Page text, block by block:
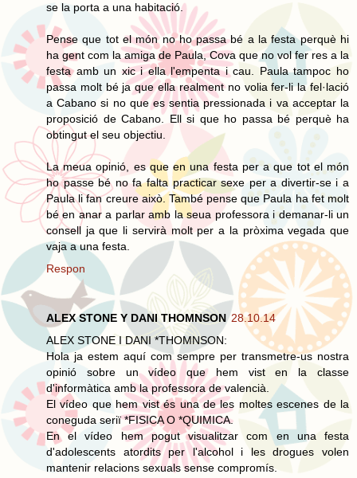
se la porta a una habitació.
Pense que tot el món no ho passa bé a la festa perquè hi
ha gent com la amiga de Paula, Cova que no vol fer res a la
festa amb un xic i ella l'empenta i cau. Paula tampoc ho
passa molt bé ja que ella realment no volia fer-li la fel·lació
a Cabano si no que es sentia pressionada i va acceptar la
proposició de Cabano. Ell si que ho passa bé perquè ha
obtingut el seu objectiu.
La meua opinió, es que en una festa per a que tot el món
ho passe bé no fa falta practicar sexe per a divertir-se i a
Paula li fan creure això. També pense que Paula ha fet molt
bé en anar a parlar amb la seua professora i demanar-li un
consell ja que li servirà molt per a la pròxima vegada que
vaja a una festa.
Respon
ALEX STONE Y DANI THOMNSON 28.10.14
ALEX STONE I DANI *THOMNSON:
Hola ja estem aquí com sempre per transmetre-us nostra
opinió sobre un vídeo que hem vist en la classe
d'informàtica amb la professora de valencià.
El vídeo que hem vist és una de les moltes escenes de la
coneguda seriï *FISICA O *QUIMICA.
En el vídeo hem pogut visualitzar com en una festa
d'adolescents atordits per l'alcohol i les drogues volen
mantenir relacions sexuals sense compromís.